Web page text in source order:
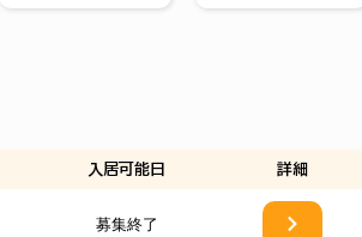
入居可能日 詳細
募集終了